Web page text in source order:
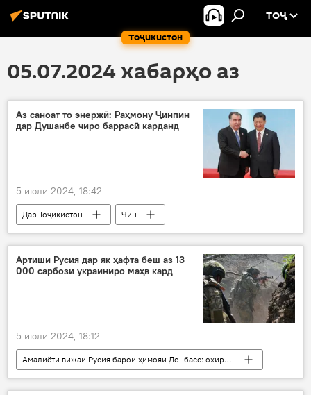
Тоҷикистон
ТОҶ
05.07.2024 хабарҳо аз
Аз саноат то энержӣ: Раҳмону Ҷинпин
дар Душанбе чиро баррасӣ карданд
5 июли 2024, 18:42
Дар Тоҷикистон
Чин
Эмомалӣ Раҳмон
Си Ҷинпин
Сиёсат
Артиши Русия дар як ҳафта беш аз 13
000 сарбози украиниро маҳв кард
5 июли 2024, 18:12
Амалиёти вижаи Русия барои ҳимояи Донбасс: охирин хабарҳо
Русия
Украина
Амният ва мудофиа